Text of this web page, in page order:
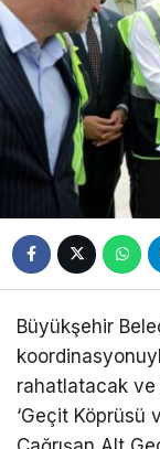
Büyükşehir
rahatlatacak ve
‘Geçit Köprüsü